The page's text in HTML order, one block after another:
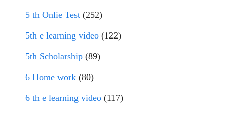
5 th Onlie Test (252)
5th e learning video (122)
5th Scholarship (89)
6 Home work (80)
6 th e learning video (117)